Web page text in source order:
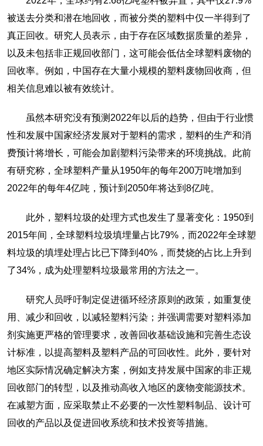
被送去分类和潜在地回收，而被分类的塑料中仅一半得到了
真正回收。研究人员表示，由于存在区域数据质量的差异，
以及未包括非正规回收部门，这可能会低估全球塑料废物的
回收率。例如，中国存在大量小规模的塑料废物回收商，但
相关信息难以被有效统计。
虽然本研究没有预测2022年以后的趋势，但由于行业惯
性和发展中国家经济发展对于塑料的需求，塑料的生产和消
费预计将增长，可能会加剧塑料污染带来的环境挑战。此前
有研究称，全球塑料产量从1950年的每年200万吨增加到
2022年的每年4亿吨，预计到2050年将达到8亿吨。
此外，塑料垃圾的处理方式也发生了显著变化：1950到
2015年间，全球塑料垃圾填埋量占比79%，而2022年全球塑
料垃圾的填埋处理占比已下降到40%，而焚烧的占比上升到
了34%，成为处理塑料垃圾最常用的方法之一。
研究人员呼吁制定促进循环经济原则的政策，如重复使
用、减少和回收，以减轻塑料污染；并强调需要对塑料添加
剂实施更严格的管理要求，改善回收基础设施和完善生态设
计标准，以提高塑料及塑料产品的可回收性。此外，要针对
地区实际情况确定解决方案，例如支持发展中国家的非正规
回收部门的转型，以及推动高收入地区的废物变能源技术。
在减塑方面，应采取禁止不必要的一次性塑料制品、设计可
回收的产品以及促进回收系统和技术投资等措施。